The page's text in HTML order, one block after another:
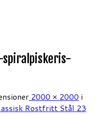
spiralpiskeris-
2000 × 2000 i
Rostfritt Stål 23